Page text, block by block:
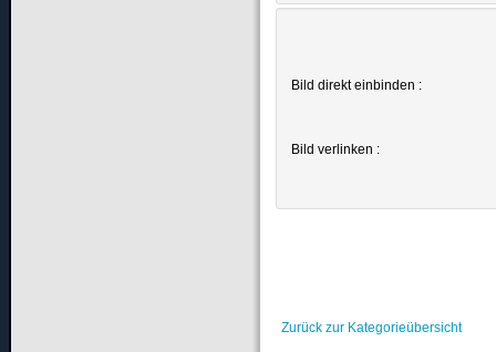
Bild direkt einbinden :
Bild verlinken :
Zurück zur Kategorieübersicht